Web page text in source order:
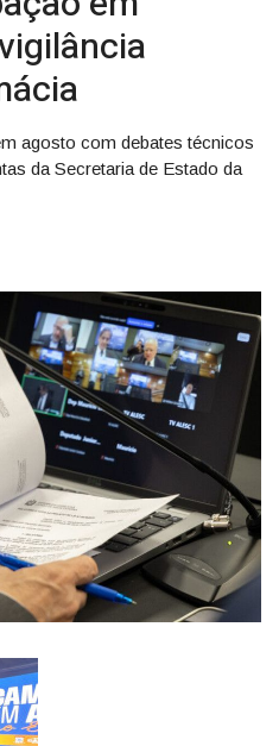
agosto com debates técnicos
da Secretaria de Estado da